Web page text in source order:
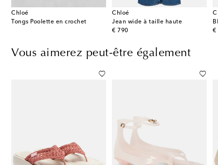
Chloé
Tongs Poolette en crochet
Chloé
Jean wide à taille haute
€ 790
original price
€
Vous aimerez peut-être également